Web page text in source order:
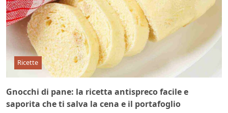
Ricette
Gnocchi di pane: la ricetta antispreco facile e
saporita che ti salva la cena e il portafoglio